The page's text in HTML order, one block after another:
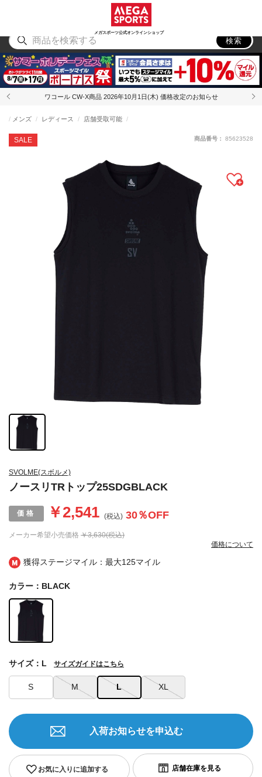
メガスポーツ公式オンラインショップ
アウトドア
検索
ワコール CW-X商品 2026年10月1日(木) 価格改定のお知らせ
獲得ステージマイル：最大125マイル
SVOLME(スボルメ)
ノースリTRトップ25SDGBLACK
SALE
メンズ レディース 店舗受取可能
メーカー希望小売価格 ￥3,630(税込)
￥2,541 (税込) 30％OFF
価格について
商品番号： 85623528
カラー：BLACK
S M L XL
サイズ：L サイズガイドはこちら
お気に入りに追加する
入荷お知らせを申込む